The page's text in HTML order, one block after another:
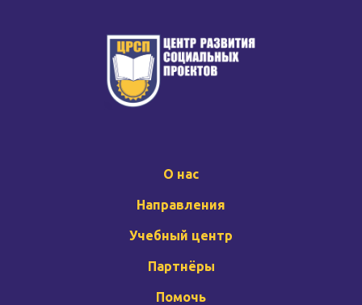
О нас
Направления
Учебный центр
Партнёры
Помочь